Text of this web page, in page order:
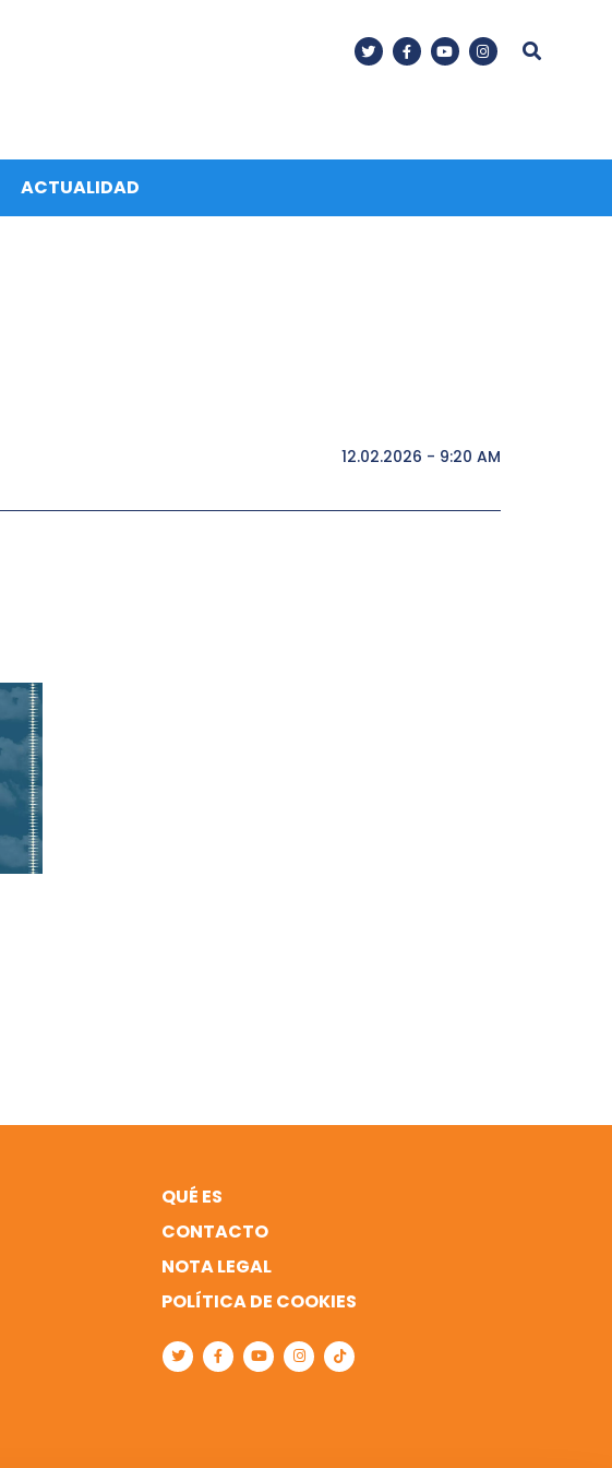
ACTUALIDAD
12.02.2026 - 9:20 AM
QUÉ ES
CONTACTO
NOTA LEGAL
POLÍTICA DE COOKIES